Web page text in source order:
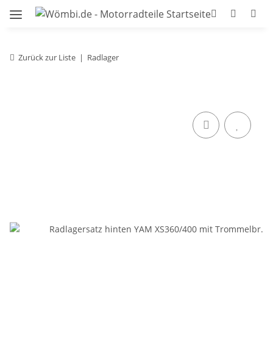
Zurück zur Liste Radlager